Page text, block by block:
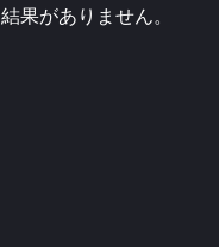
結果がありません。